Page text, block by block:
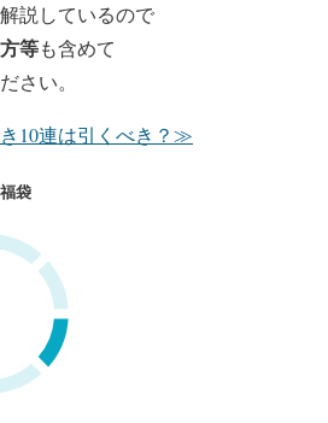
説しているので
等も含めて
さい。
10連は引くべき？≫
袋